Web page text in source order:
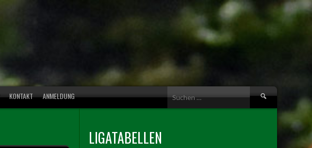
KONTAKT ANMELDUNG
Suche
LIGATABELLEN